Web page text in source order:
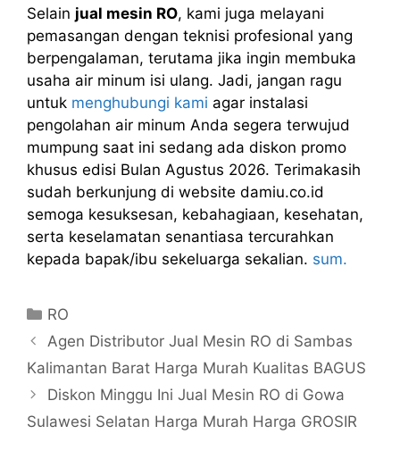
Selain jual mesin RO, kami juga melayani
pemasangan dengan teknisi profesional yang
berpengalaman, terutama jika ingin membuka
usaha air minum isi ulang. Jadi, jangan ragu
untuk menghubungi kami agar instalasi
pengolahan air minum Anda segera terwujud
mumpung saat ini sedang ada diskon promo
khusus edisi Bulan Agustus 2026. Terimakasih
sudah berkunjung di website damiu.co.id
semoga kesuksesan, kebahagiaan, kesehatan,
serta keselamatan senantiasa tercurahkan
kepada bapak/ibu sekeluarga sekalian. sum.
Kategori
RO
Agen Distributor Jual Mesin RO di Sambas
Kalimantan Barat Harga Murah Kualitas BAGUS
Diskon Minggu Ini Jual Mesin RO di Gowa
Sulawesi Selatan Harga Murah Harga GROSIR